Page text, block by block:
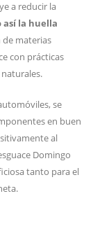
a reducir la
la huella
de materias
con prácticas
se
en buen
al
Domingo
tanto para el